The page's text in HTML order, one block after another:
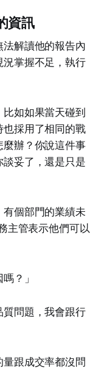
資訊
法解讀他的報告內
掌握不足，執行
比如如果當天碰到
也採用了相同的戰
辦？你說這件事
妥了，還是只是
個部門的業績未
主管表示他們可以
？」
問題，我會跟行
跟成交率都沒問